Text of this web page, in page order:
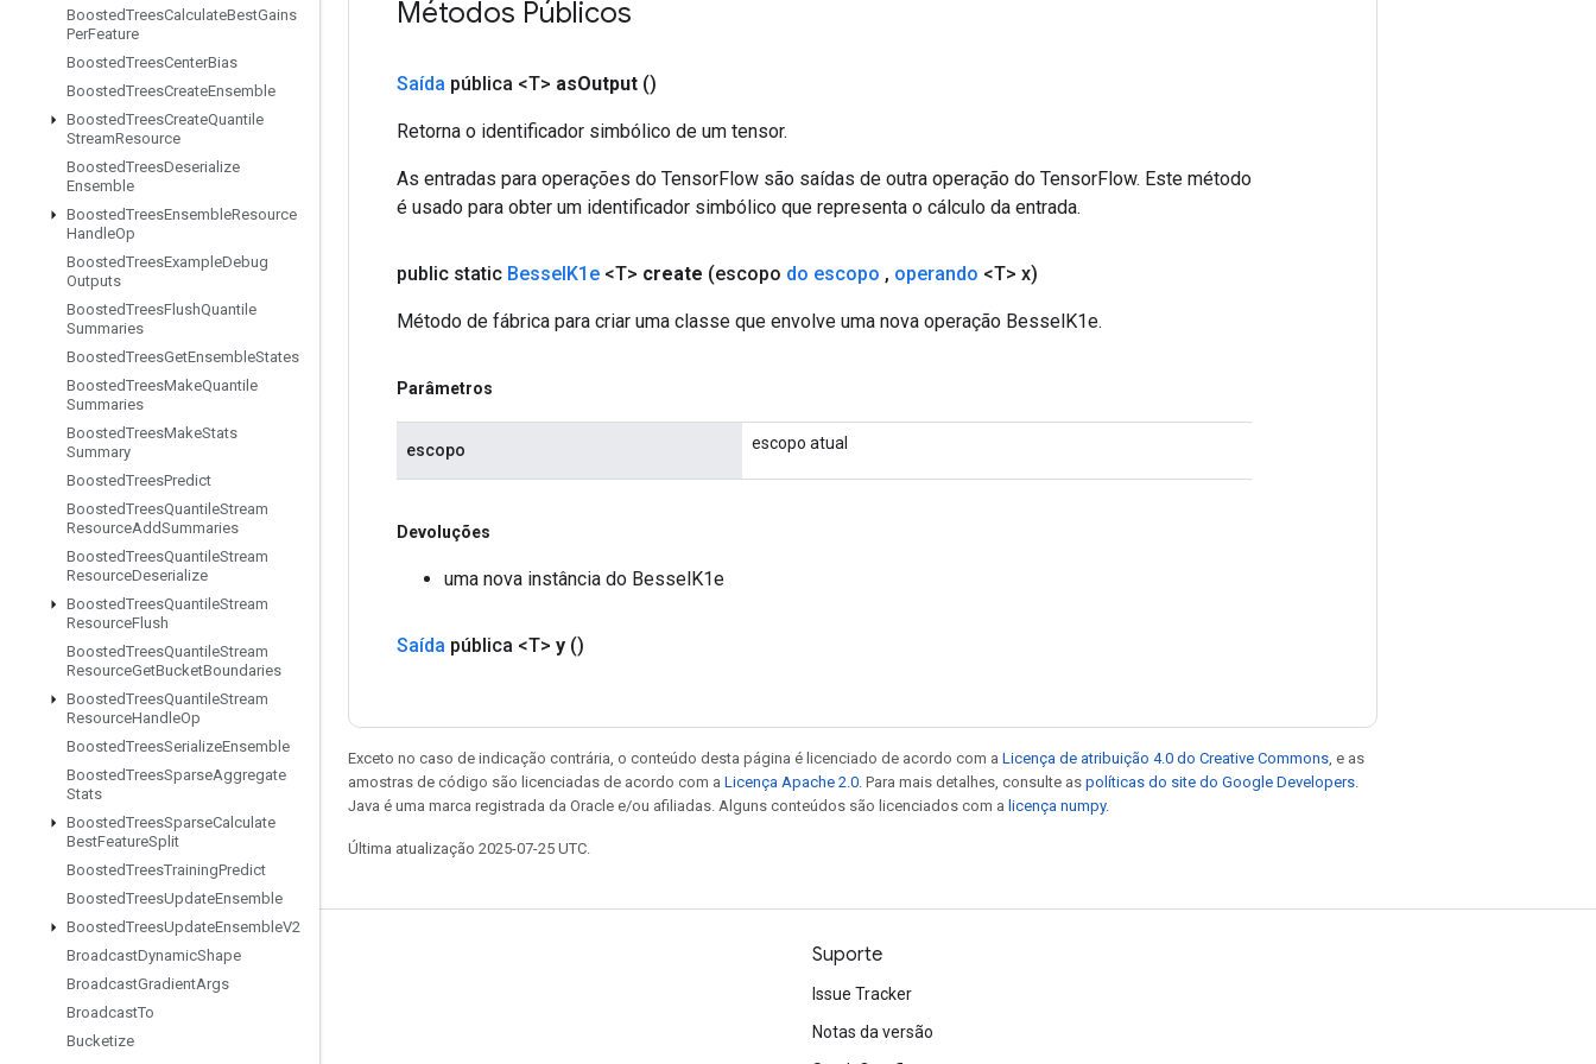
BoostedTreesCalculateBestGains
PerFeature
BoostedTreesCenterBias
BoostedTreesCreateEnsemble
BoostedTreesCreateQuantile
StreamResource
BoostedTreesDeserialize
Ensemble
BoostedTreesEnsembleResource
HandleOp
BoostedTreesExampleDebug
Outputs
BoostedTreesFlushQuantile
Summaries
BoostedTreesGetEnsembleStates
BoostedTreesMakeQuantile
Summaries
BoostedTreesMakeStats
Summary
BoostedTreesPredict
BoostedTreesQuantileStream
ResourceAddSummaries
BoostedTreesQuantileStream
ResourceDeserialize
BoostedTreesQuantileStream
ResourceFlush
BoostedTreesQuantileStream
ResourceGetBucketBoundaries
BoostedTreesQuantileStream
ResourceHandleOp
BoostedTreesSerializeEnsemble
BoostedTreesSparseAggregate
Stats
BoostedTreesSparseCalculate
BestFeatureSplit
BoostedTreesTrainingPredict
BoostedTreesUpdateEnsemble
BoostedTreesUpdateEnsembleV2
BroadcastDynamicShape
BroadcastGradientArgs
BroadcastTo
Bucketize
Métodos Públicos
Saída pública <T> asOutput ()
Retorna o identificador simbólico de um tensor.
As entradas para operações do TensorFlow são saídas de outra operação do TensorFlow. Este método
é usado para obter um identificador simbólico que representa o cálculo da entrada.
public static BesselK1e <T> create (escopo do escopo , operando <T> x)
Método de fábrica para criar uma classe que envolve uma nova operação BesselK1e.
Parâmetros
escopo escopo atual
Devoluções
uma nova instância do BesselK1e
Saída pública <T> y ()
Exceto no caso de indicação contrária, o conteúdo desta página é licenciado de acordo com a Licença de atribuição 4.0 do Creative Commons, e as
amostras de código são licenciadas de acordo com a Licença Apache 2.0. Para mais detalhes, consulte as políticas do site do Google Developers.
Java é uma marca registrada da Oracle e/ou afiliadas. Alguns conteúdos são licenciados com a licença numpy.
Última atualização 2025-07-25 UTC.
Permanecer conectado
GitHub
Suporte
Issue Tracker
Notas da versão